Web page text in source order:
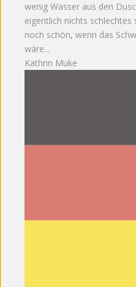
wenig Wasser aus den
eigentlich nichts schlechtes
noch schön, wenn das
wäre...
Kathrin Muke